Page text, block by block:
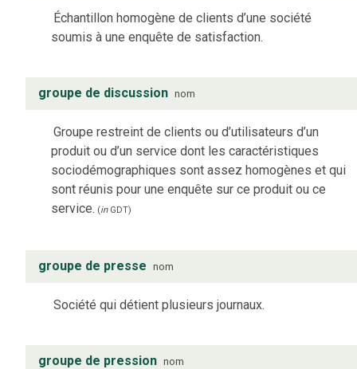
Échantillon homogène de clients d’une société
soumis à une enquête de satisfaction.
groupe de discussion nom
Groupe restreint de clients ou d’utilisateurs d’un
produit ou d’un service dont les caractéristiques
sociodémographiques sont assez homogènes et qui
sont réunis pour une enquête sur ce produit ou ce
service. (inGDT)
groupe de presse nom
Société qui détient plusieurs journaux.
groupe de pression nom